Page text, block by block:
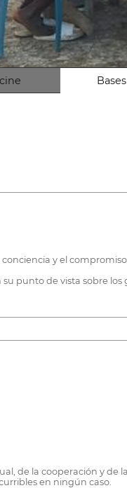
y el
punto de vista sobre
de la cooperación y de
en ningún caso.